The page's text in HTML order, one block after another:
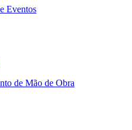
Eventos
de Mão de Obra